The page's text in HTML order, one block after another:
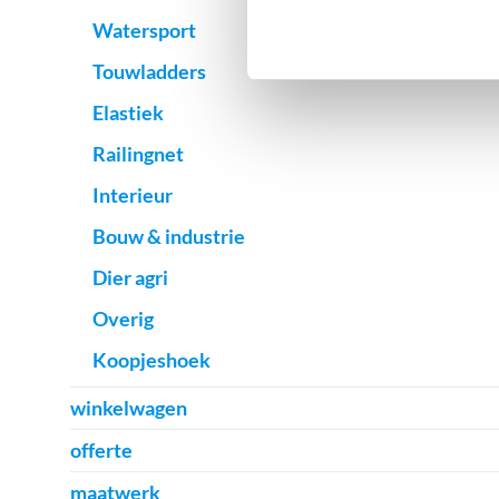
Watersport
Touwladders
Elastiek
Railingnet
Interieur
Bouw & industrie
Dier agri
Overig
Koopjeshoek
winkelwagen
offerte
maatwerk